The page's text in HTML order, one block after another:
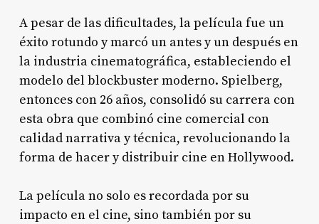
A pesar de las dificultades, la película fue un
éxito rotundo y marcó un antes y un después en
la industria cinematográfica, estableciendo el
modelo del blockbuster moderno. Spielberg,
entonces con 26 años, consolidó su carrera con
esta obra que combinó cine comercial con
calidad narrativa y técnica, revolucionando la
forma de hacer y distribuir cine en Hollywood.
La película no solo es recordada por su
impacto en el cine, sino también por su